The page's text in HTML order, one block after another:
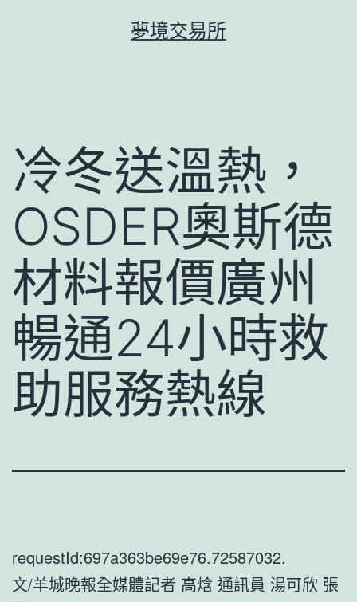
夢境交易所
冷冬送溫熱，
OSDER奧斯德
材料報價廣州
暢通24小時救
助服務熱線
requestId:697a363be69e76.72587032.
文/羊城晚報全媒體記者 高焓 通訊員 湯可欣 張